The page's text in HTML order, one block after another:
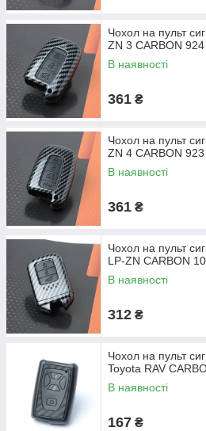
Чохол на пульт
ZN 3 CARBON
В наявності
361 ₴
Чохол на пульт
ZN 4 CARBON
В наявності
361 ₴
Чохол на пульт
LP-ZN CARBON
В наявності
312 ₴
Чохол на пульт
Toyota RAV
В наявності
167 ₴